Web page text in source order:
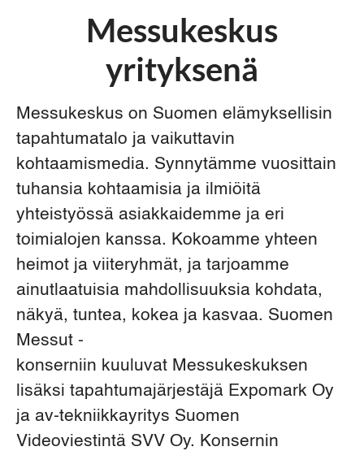
Messukeskus
yrityksenä
Messukeskus on Suomen elämyksellisin
tapahtumatalo ja vaikuttavin
kohtaamismedia. Synnytämme vuosittain
tuhansia kohtaamisia ja ilmiöitä
yhteistyössä asiakkaidemme ja eri
toimialojen kanssa. Kokoamme yhteen
heimot ja viiteryhmät, ja tarjoamme
ainutlaatuisia mahdollisuuksia kohdata,
näkyä, tuntea, kokea ja kasvaa. Suomen
Messut -
konserniin kuuluvat Messukeskuksen
lisäksi tapahtumajärjestäjä Expomark Oy
ja av-tekniikkayritys Suomen
Videoviestintä SVV Oy. Konsernin